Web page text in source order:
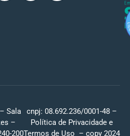
Sala
–
200
cnpj: 08.692.236/0001-48 –
Política de Privacidade e
Termos de Uso – copy 2024